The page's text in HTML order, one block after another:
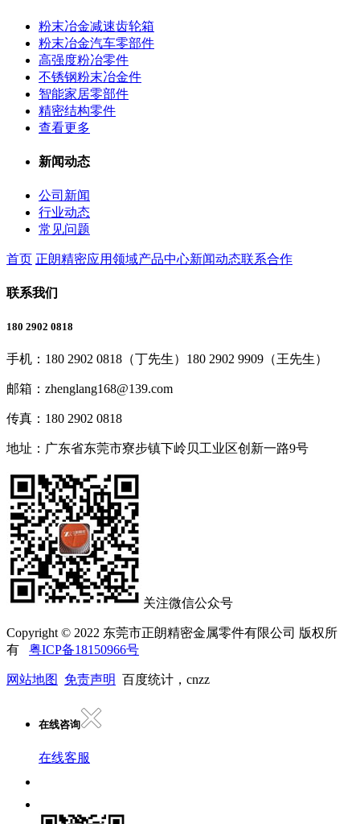
粉末冶金减速齿轮箱
粉末冶金汽车零部件
高强度粉冶零件
不锈钢粉末冶金件
智能家居零部件
精密结构零件
查看更多
新闻动态
公司新闻
行业动态
常见问题
首页 正朗精密应用领域产品中心新闻动态联系合作
联系我们
180 2902 0818
手机： 180 2902 0818（丁先生）180 2902 9909（王先生）
邮箱： zhenglang168@139.com
传真： 180 2902 0818
地址： 广东省东莞市寮步镇下岭贝工业区创新一路9号
关注微信公众号
Copyright © 2022 东莞市正朗精密金属零件有限公司 版权所
有 粤ICP备18150966号
网站地图 免责声明 百度统计，cnzz
在线咨询
在线客服